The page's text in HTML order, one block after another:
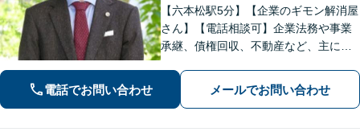
【六本松駅5分】【企業のギモン解消屋
さん】【電話相談可】企業法務や事業
承継、債権回収、不動産など、主に企
のみなさまが安心して本業に専念でき
るよう、法律に関するちょっとした疑
電話でお問い合わせ メールでお問い合わせ